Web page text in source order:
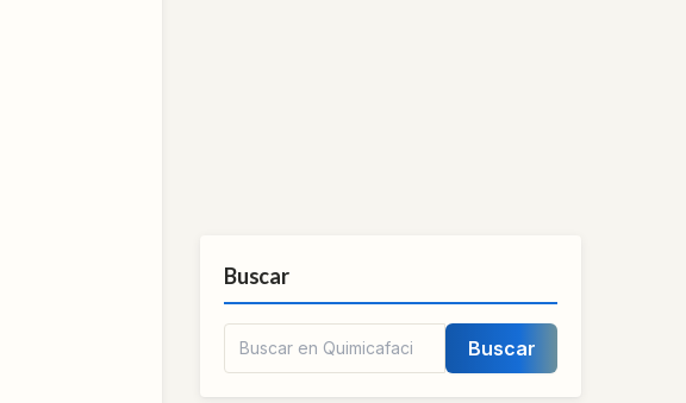
Buscar
Buscar